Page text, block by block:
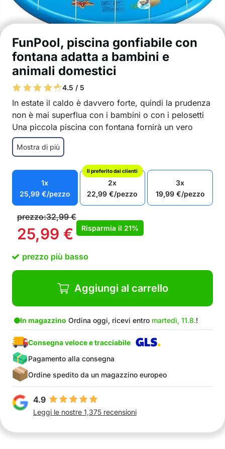
FunPool, piscina gonfiabile con
fontana adatta a bambini e
animali domestici
4.5 / 5
In estate il caldo è davvero forte, quindi la prudenza
non è mai superflua con i bambini o con i pelosetti
Una piccola piscina con fontana fornirà un vero
refrigerio estivo, in cui i bambini o gli animali
domestici giocheranno felici e, soprattutto, si
Piscina gonfiabile con divertente fontanella
Puoi collegare facilmente la fontana tramite un
tubo da giardino
Facile da usare
Un’ottima scelta per i viaggi poiché è pieghevole
Intrattenimento totale
Materiale in PVC di alta qualità
La confezione contiene: 1x piscina gonfiabile
Mostra di più
1x
25,99 €/pezzo
Il preferito dai clienti
2x
22,99€/pezzo
3x
19,99 €/pezzo
prezzo:32,99€
25,99 € Risparmia il 21%
prezzo più basso
Aggiungi al carrello
In magazzino Ordina oggi, ricevi entro martedì, 11.8.!
Consegna veloce e tracciabile
Pagamento alla consegna
Ordine spedito da un magazzino europeo
4.9
Leggi le nostre 1,375 recensioni